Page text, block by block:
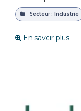
Secteur : Industrie
En savoir plus